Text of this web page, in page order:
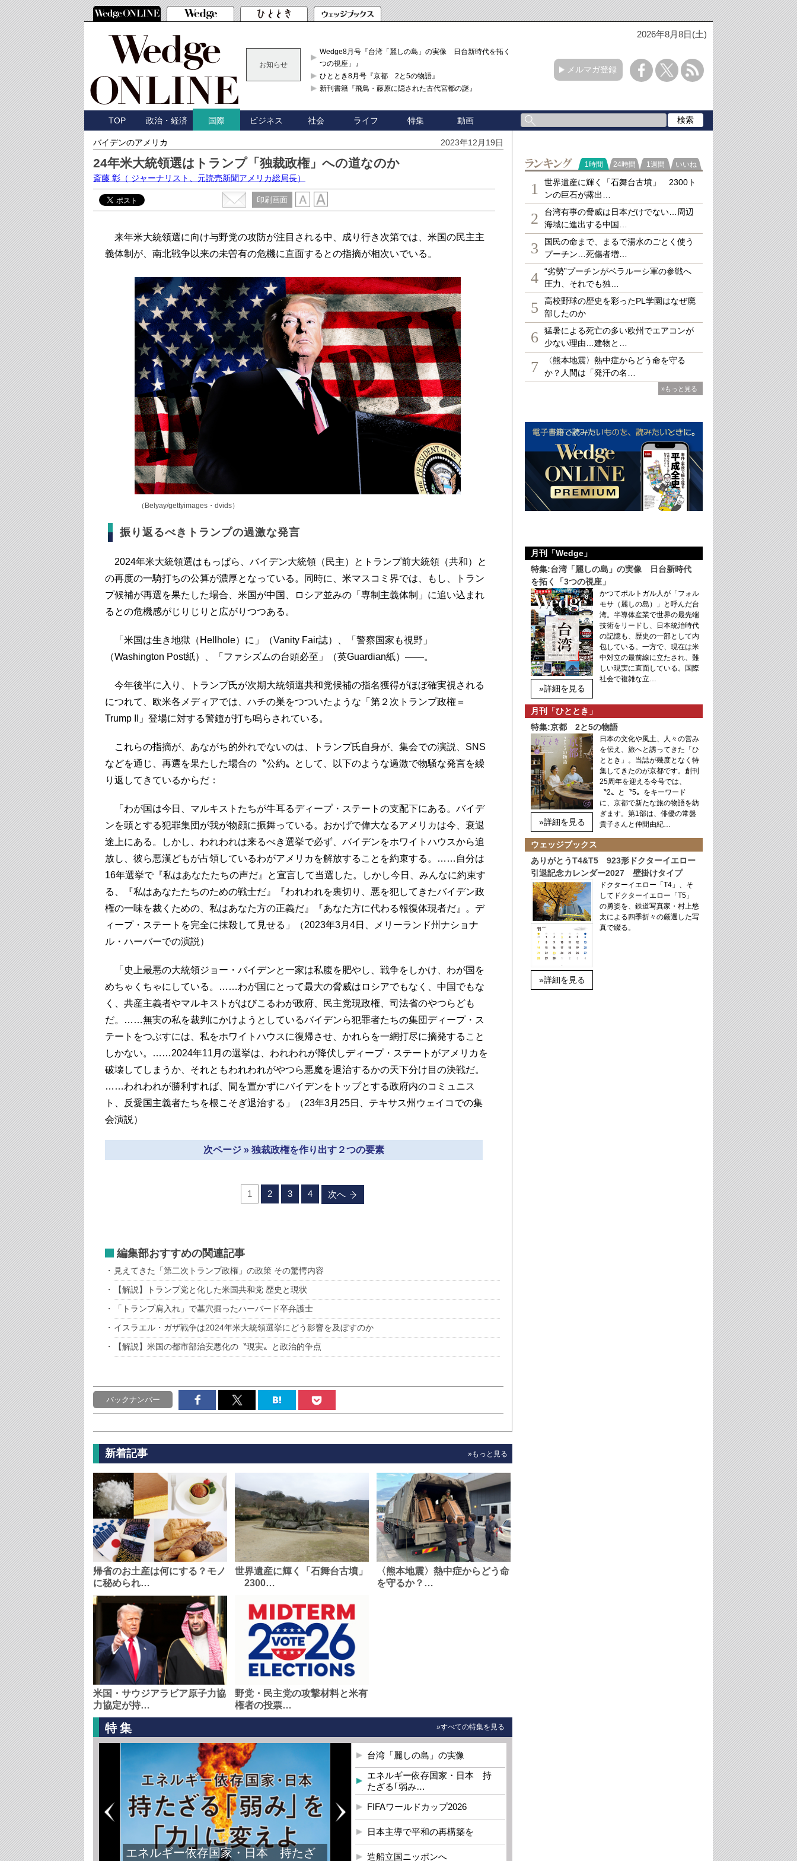
2026年8月8日(土)
お知らせ
Wedge8月号『台湾「麗しの島」の実像 日台新時代を拓く「3
つの視座」』
ひととき8月号『京都 2と5の物語』
新刊書籍『飛鳥・藤原に隠された古代宮都の謎』
メルマガ登録
TOP 政治・経済 国際 ビジネス 社会 ライフ 特集 動画
バイデンのアメリカ 2023年12月19日
24年米大統領選はトランプ「独裁政権」への道なのか
斎藤 彰 （ ジャーナリスト、元読売新聞アメリカ総局長）
印刷画面
来年米大統領選に向け与野党の攻防が注目される中、成り行き次第では、米国の民主主
義体制が、南北戦争以来の未曽有の危機に直面するとの指摘が相次いでいる。
（Belyay/gettyimages・dvids）
振り返るべきトランプの過激な発言
2024年米大統領選はもっぱら、バイデン大統領（民主）とトランプ前大統領（共和）と
の再度の一騎打ちの公算が濃厚となっている。同時に、米マスコミ界では、もし、トラン
プ候補が再選を果たした場合、米国が中国、ロシア並みの「専制主義体制」に追い込まれ
るとの危機感がじりじりと広がりつつある。
「米国は生き地獄（Hellhole）に」（Vanity Fair誌）、「警察国家も視野」
（Washington Post紙）、「ファシズムの台頭必至」（英Guardian紙）――。
今年後半に入り、トランプ氏が次期大統領選共和党候補の指名獲得がほぼ確実視される
につれて、欧米各メディアでは、ハチの巣をつついたような「第２次トランプ政権＝
Trump II」登場に対する警鐘が打ち鳴らされている。
これらの指摘が、あながち的外れでないのは、トランプ氏自身が、集会での演説、SNS
などを通じ、再選を果たした場合の〝公約〟として、以下のような過激で物騒な発言を繰
り返してきているからだ：
「わが国は今日、マルキストたちが牛耳るディープ・ステートの支配下にある。バイデ
ンを頭とする犯罪集団が我が物顔に振舞っている。おかげで偉大なるアメリカは今、衰退
途上にある。しかし、われわれは来るべき選挙で必ず、バイデンをホワイトハウスから追
放し、彼ら悪漢どもが占領しているわがアメリカを解放することを約束する。……自分は
16年選挙で『私はあなたたちの声だ』と宣言して当選した。しかし今日、みんなに約束す
る、『私はあなたたちのための戦士だ』『われわれを裏切り、悪を犯してきたバイデン政
権の一味を裁くための、私はあなた方の正義だ』『あなた方に代わる報復体現者だ』。デ
ィープ・ステートを完全に抹殺して見せる」（2023年3月4日、メリーランド州ナショナ
ル・ハーバーでの演説）
「史上最悪の大統領ジョー・バイデンと一家は私腹を肥やし、戦争をしかけ、わが国を
めちゃくちゃにしている。……わが国にとって最大の脅威はロシアでもなく、中国でもな
く、共産主義者やマルキストがはびこるわが政府、民主党現政権、司法省のやつらども
だ。……無実の私を裁判にかけようとしているバイデンら犯罪者たちの集団ディープ・ス
テートをつぶすには、私をホワイトハウスに復帰させ、かれらを一網打尽に摘発すること
しかない。……2024年11月の選挙は、われわれが降伏しディープ・ステートがアメリカを
破壊してしまうか、それともわれわれがやつら悪魔を退治するかの天下分け目の決戦だ。
……われわれが勝利すれば、間を置かずにバイデンをトップとする政府内のコミュニス
ト、反愛国主義者たちを根こそぎ退治する」（23年3月25日、テキサス州ウェイコでの集
会演説）
次ページ » 独裁政権を作り出す２つの要素
1 2 3 4 次へ
編集部おすすめの関連記事
見えてきた「第二次トランプ政権」の政策 その驚愕内容
【解説】トランプ党と化した米国共和党 歴史と現状
「トランプ肩入れ」で墓穴掘ったハーバード卒弁護士
イスラエル・ガザ戦争は2024年米大統領選挙にどう影響を及ぼすのか
【解説】米国の都市部治安悪化の〝現実〟と政治的争点
バックナンバー
新着記事 »もっと見る
帰省のお土産は何にする？モノ
に秘められ…
世界遺産に輝く「石舞台古墳」
2300…
〈熊本地震〉熱中症からどう命
を守るか？…
米国・サウジアラビア原子力協
力協定が持…
野党・民主党の攻撃材料と米有
権者の投票…
特集 »すべての特集を見る
台湾「麗しの島」の実像
エネルギー依存国家・日本 持
たざる｢弱み…
FIFAワールドカップ2026
日本主導で平和の再構築を
造船立国ニッポンへ
ランキング
1時間 24時間 1週間 いいね
1
世界遺産に輝く「石舞台古墳」 2300ト
ンの巨石が露出…
2
台湾有事の脅威は日本だけでない…周辺
海域に進出する中国…
3
国民の命まで、まるで湯水のごとく使う
プーチン…死傷者増…
4
“劣勢”プーチンがベラルーシ軍の参戦へ
圧力、それでも独…
5
高校野球の歴史を彩ったPL学園はなぜ廃
部したのか
6
猛暑による死亡の多い欧州でエアコンが
少ない理由…建物と…
7
〈熊本地震〉熱中症からどう命を守る
か？人間は「発汗の名…
»もっと見る
月刊「Wedge」
特集:台湾「麗しの島」の実像 日台新時代
を拓く「3つの視座」
»詳細を見る
かつてポルトガル人が「フォル
モサ（麗しの島）」と呼んだ台
湾。半導体産業で世界の最先端
技術をリードし、日本統治時代
の記憶も、歴史の一部として内
包している。一方で、現在は米
中対立の最前線に立たされ、難
しい現実に直面している。国際
社会で複雑な立…
月刊「ひととき」
特集:京都 2と5の物語
»詳細を見る
日本の文化や風土、人々の営み
を伝え、旅へと誘ってきた「ひ
ととき」。当誌が幾度となく特
集してきたのが京都です。創刊
25周年を迎える今号では、
〝2〟と〝5〟をキーワード
に、京都で新たな旅の物語を紡
ぎます。第1部は、俳優の常盤
貴子さんと仲間由紀…
ウェッジブックス
ありがとうT4&T5 923形ドクターイエロー
引退記念カレンダー2027 壁掛けタイプ
»詳細を見る
ドクターイエロー「T4」、そ
してドクターイエロー「T5」
の勇姿を、鉄道写真家・村上悠
太による四季折々の厳選した写
真で綴る。